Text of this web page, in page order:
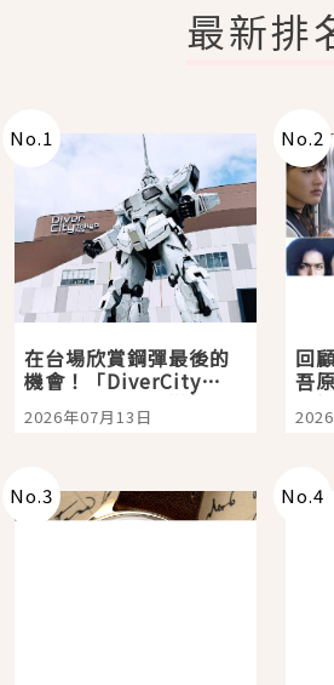
最新排
No.1
在台場欣賞鋼彈最後的
機會！「DiverCity
Tokyo Plaza」搭船、
購物、美食及夜景，一
2026年07月13日
No.2
回
吾
影
No.3 No.4